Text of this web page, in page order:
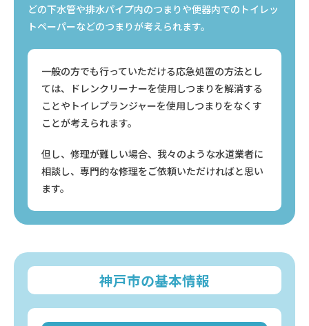
どの下水管や排水パイプ内のつまりや便器内でのトイレッ
トペーパーなどのつまりが考えられます。
一般の方でも行っていただける応急処置の方法とし
ては、ドレンクリーナーを使用しつまりを解消する
ことやトイレプランジャーを使用しつまりをなくす
ことが考えられます。
但し、修理が難しい場合、我々のような水道業者に
相談し、専門的な修理をご依頼いただければと思い
ます。
神戸市の基本情報